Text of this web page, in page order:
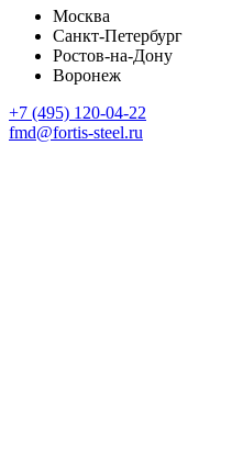
Москва
Санкт-Петербург
Ростов-на-Дону
Воронеж
+7 (495) 120-04-22
fmd@fortis-steel.ru